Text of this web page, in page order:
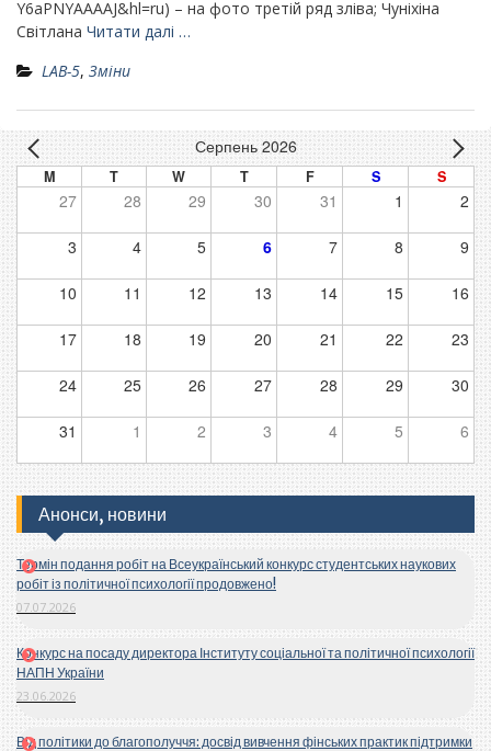
Y6aPNYAAAAJ&hl=ru) – на фото третій ряд зліва; Чуніхіна
Світлана Читати далі …
LAB-5, Зміни
Серпень 2026
M T W T F S S
27 28 29 30 31 1 2
3 4 5 6 7 8 9
10 11 12 13 14 15 16
17 18 19 20 21 22 23
24 25 26 27 28 29 30
31 1 2 3 4 5 6
Анонси, новини
Термін подання робіт на Всеукраїнський конкурс студентських наукових
робіт із політичної психології продовжено!
07.07.2026
Конкурс на посаду директора Інституту соціальної та політичної психології
НАПН України
23.06.2026
Від політики до благополуччя: досвід вивчення фінських практик підтримки